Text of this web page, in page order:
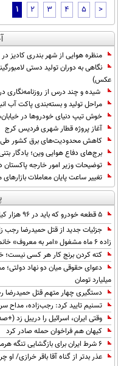
1 2 3 4 5 >
منظره هوایی از شهر بندری کادیز در
نگاهی به دوران تولید دستی
عکس)
شیده و چند درس از روزنامه‌نگاری
مراحل تولید و بسته‌بندی پاکت آب
خوش تیپ دنیای خودروها در
آغاز پروژه قطار شهری فردیس کرج
کاهش محدودیت‌های برق کشور طی
برج‌های دفاع هوایی وین؛ یادگار
توضیحات وزیر امور خارجه پاکستان
تغییر ساعت پایان معاملات بازارهای مالی
۵ قطعه خودرو که باید در ۹۶ هزار کیلومتر عوض کنید
جزئیات جدید از قتل حمیدرضا رجب
زاده 6 ماه مشغول «امر به معروف» خانم بلاگر بود
کته کردن برنج کار هر کسی نیست؛
میلیارد تومان
دستگیری چهار متهم قتل
تسنیم تایید کرد: رجب‌زاده، مداح
وقتی ایران، اسرائیل را دریبل زد
کیهان هم فراخوان حمله صادر کرد
۶ شرط ایران برای بازگشایی تنگه هرمز اعلام شد
عذر بدتر از گناه آقا باقر خرازی/